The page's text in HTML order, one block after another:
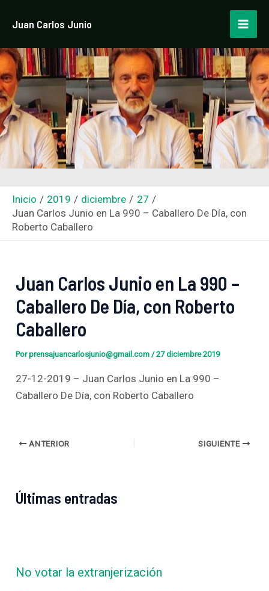
Juan Carlos Junio
Inicio 2019 diciembre
27
Juan Carlos Junio en La 990 – Caballero De Día, con
Roberto Caballero
Juan Carlos Junio en La 990 –
Caballero De Día, con Roberto
Caballero
Porprensajuancarlosjunio@gmail.com/27 diciembre 2019
27-12-2019 – Juan Carlos Junio en La 990 –
Caballero De Día, con Roberto Caballero
de
ANTERIOR SIGUIENTE
Últimas entradas
No votar la extranjerización